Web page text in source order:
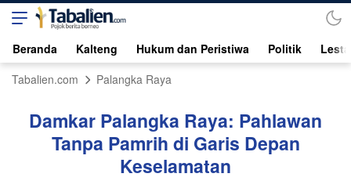
Beranda Kalteng Hukum dan Peristiwa Politik
Tabalien.com
Palangka Raya
Damkar Palangka Raya: Pahlawan
Tanpa Pamrih di Garis Depan
Keselamatan